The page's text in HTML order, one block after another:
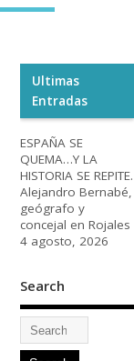
Ultimas
Entradas
ESPAÑA SE
QUEMA…Y LA
HISTORIA SE REPITE.
Alejandro Bernabé,
geógrafo y
concejal en Rojales
4 agosto, 2026
Search